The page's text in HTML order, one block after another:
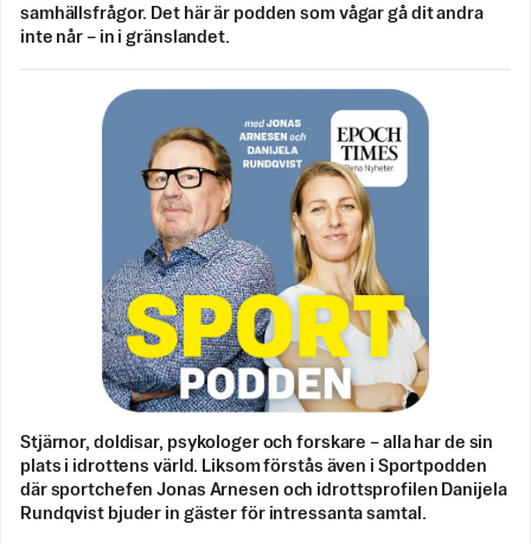
samhällsfrågor. Det här är podden som vågar gå dit andra
inte når – in i gränslandet.
Stjärnor, doldisar, psykologer och forskare – alla har de sin
plats i idrottens värld. Liksom förstås även i Sportpodden
där sportchefen Jonas Arnesen och idrottsprofilen Danijela
Rundqvist bjuder in gäster för intressanta samtal.